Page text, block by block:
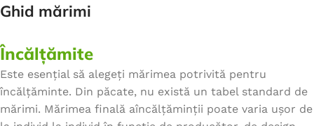
Ghid mărimi
Încălțămite
Este esențial să alegeți mărimea potrivită pentru
încălțăminte. Din păcate, nu există un tabel standard de
mărimi. Mărimea finală aîncălțăminții poate varia ușor de